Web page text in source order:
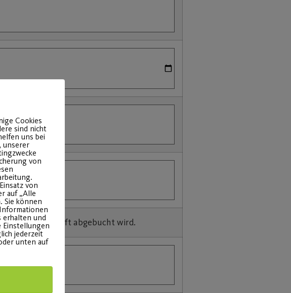
per Lastschrift abgebucht wird.
Cookies
sind nicht
uns bei
unserer
von
von
auf „Alle
Sie können
erhalten und
Einstellungen
jederzeit
unten auf